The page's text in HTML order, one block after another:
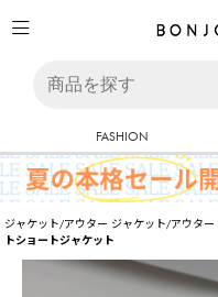
FASHION
ジャケット/アウター ジャケット/アウター
トショートジャケット